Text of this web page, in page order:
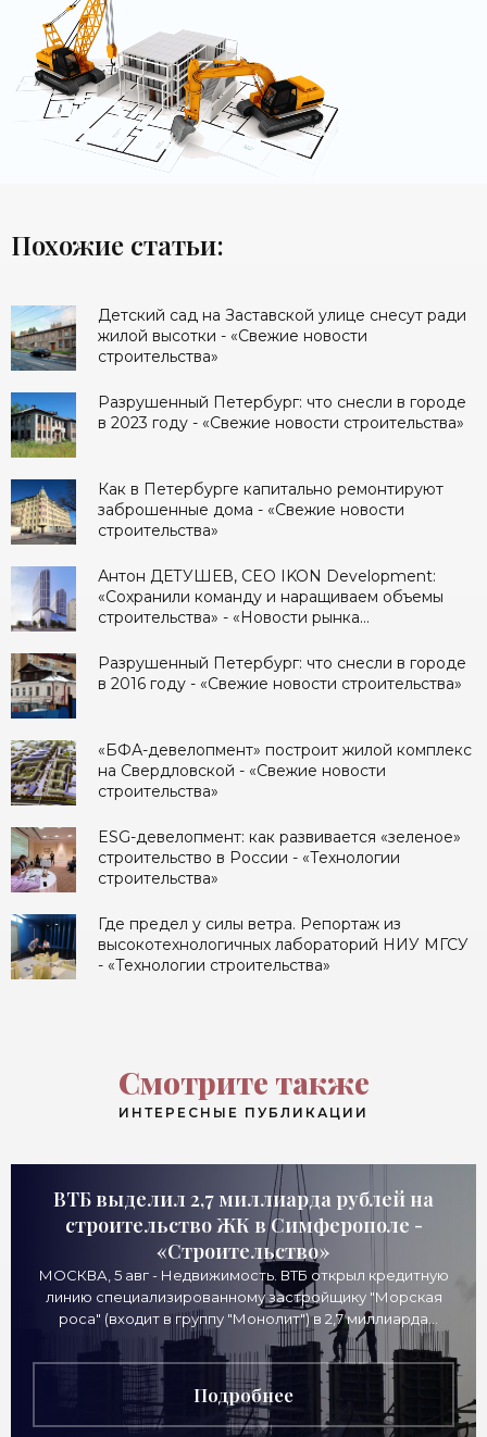
Похожие статьи:
Детский сад на Заставской улице снесут ради
жилой высотки - «Свежие новости
строительства»
Разрушенный Петербург: что снесли в городе
в 2023 году - «Свежие новости строительства»
Как в Петербурге капитально ремонтируют
заброшенные дома - «Свежие новости
строительства»
Антон ДЕТУШЕВ, CEO IKON Development:
«Сохранили команду и наращиваем объемы
строительства» - «Новости рынка
Разрушенный Петербург: что снесли в городе
в 2016 году - «Свежие новости строительства»
«БФА-девелопмент» построит жилой комплекс
на Свердловской - «Свежие новости
строительства»
ESG-девелопмент: как развивается «зеленое»
строительство в России - «Технологии
строительства»
Где предел у силы ветра. Репортаж из
высокотехнологичных лабораторий НИУ МГСУ
- «Технологии строительства»
Смотрите также
ИНТЕРЕСНЫЕ ПУБЛИКАЦИИ
ВТБ выделил 2,7 миллиарда рублей на
строительство ЖК в Симферополе -
«Строительство»
МОСКВА, 5 авг - Недвижимость. ВТБ открыл кредитную
линию специализированному застройщику "Морская
роса" (входит в группу "Монолит") в 2,7 миллиарда
рублей для
Подробнее